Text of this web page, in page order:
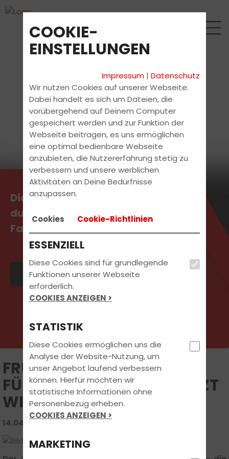
Die aktuellsten News erhältst
du direkt bei uns in der
Fahrschule.
Jetzt Kontakt aufnehmen
FRÜHLING, SPRITPREISE,
FÜHRERSCHEIN - WAS JETZT
WICHTIG IST
14.04.2026 | FAHRSCHUL-WISSEN
COOKIE-
EINSTELLUNGEN
Impressum |Datenschutz
Wir nutzen Cookies auf unserer Webseite.
Dabei handelt es sich um Dateien, die
vorübergehend auf Deinem Computer
gespeichert werden und zur Funktion der
Webseite beitragen, es uns ermöglichen
eine optimal bedienbare Webseite
anzubieten, die Nutzererfahrung stetig zu
verbessern und unsere werblichen
Aktivitäten an Deine Bedürfnisse
anzupassen.
Cookies Cookie-Richtlinien
ESSENZIELL
Diese Cookies sind für grundlegende
Funktionen unserer Webseite
erforderlich.
COOKIES ANZEIGEN >
STATISTIK
Diese Cookies ermöglichen uns die
Analyse der Website-Nutzung, um
unser Angebot laufend verbessern
können. Hierfür möchten wir
statistische Informationen ohne
Personenbezug erheben.
COOKIES ANZEIGEN >
MARKETING